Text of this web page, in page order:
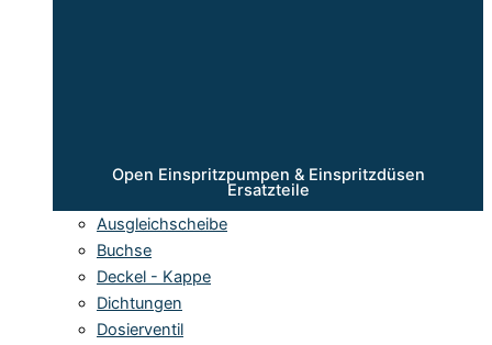
Open Einspritzpumpen & Einspritzdüsen
Ersatzteile
Ausgleichscheibe
Buchse
Deckel - Kappe
Dichtungen
Dosierventil